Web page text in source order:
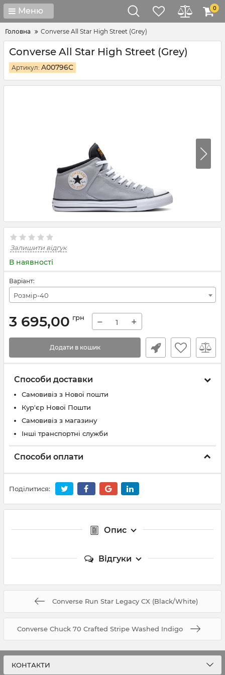
Меню 0
Головна Converse All Star High Street (Grey)
Converse All Star High Street (Grey)
Артикул: A00796C
Залишити відгук
В наявності
Варіант:
Розмір-40
3 695,00 грн − +
Додати в кошик
Способи доставки
Самовивіз з Нової пошти
Кур'єр Нової Пошти
Самовивіз з магазину
Інші транспортні служби
Способи оплати
Поділитися:
Опис
Відгуки
Converse Run Star Legacy CX (Black/White)
Converse Chuck 70 Crafted Stripe Washed Indigo
КОНТАКТИ